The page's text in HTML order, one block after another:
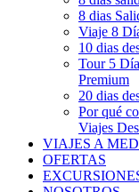
8 dias
Viaje 8
10 dias
Tour 5
Premium
20 dias
Por qué
Viajes
VIAJES A
OFERTAS